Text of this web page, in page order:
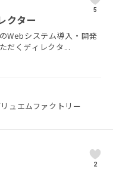
5
クター
Webシステム導入・開発
だくディレクタ...
ュエムファクトリー
2